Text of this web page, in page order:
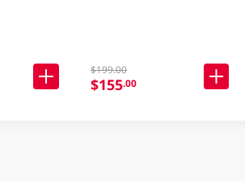
$199.00
$155.00